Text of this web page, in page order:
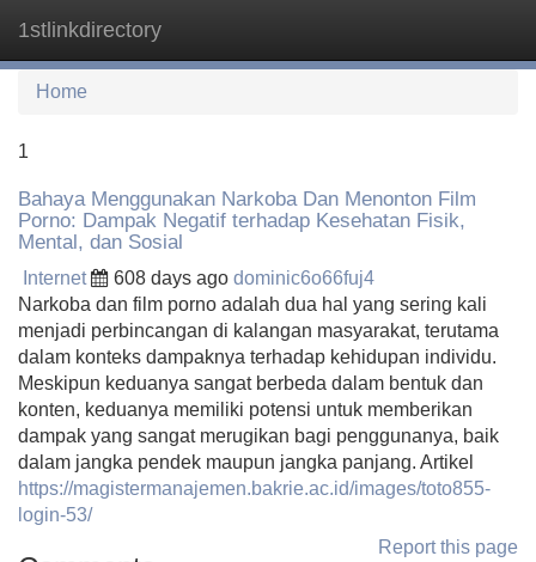
1stlinkdirectory
Home
1
Bahaya Menggunakan Narkoba Dan Menonton Film
Porno: Dampak Negatif terhadap Kesehatan Fisik,
Mental, dan Sosial
Internet 608 days ago dominic6o66fuj4
Narkoba dan film porno adalah dua hal yang sering kali
menjadi perbincangan di kalangan masyarakat, terutama
dalam konteks dampaknya terhadap kehidupan individu.
Meskipun keduanya sangat berbeda dalam bentuk dan
konten, keduanya memiliki potensi untuk memberikan
dampak yang sangat merugikan bagi penggunanya, baik
dalam jangka pendek maupun jangka panjang. Artikel
https://magistermanajemen.bakrie.ac.id/images/toto855-
login-53/
Report this page